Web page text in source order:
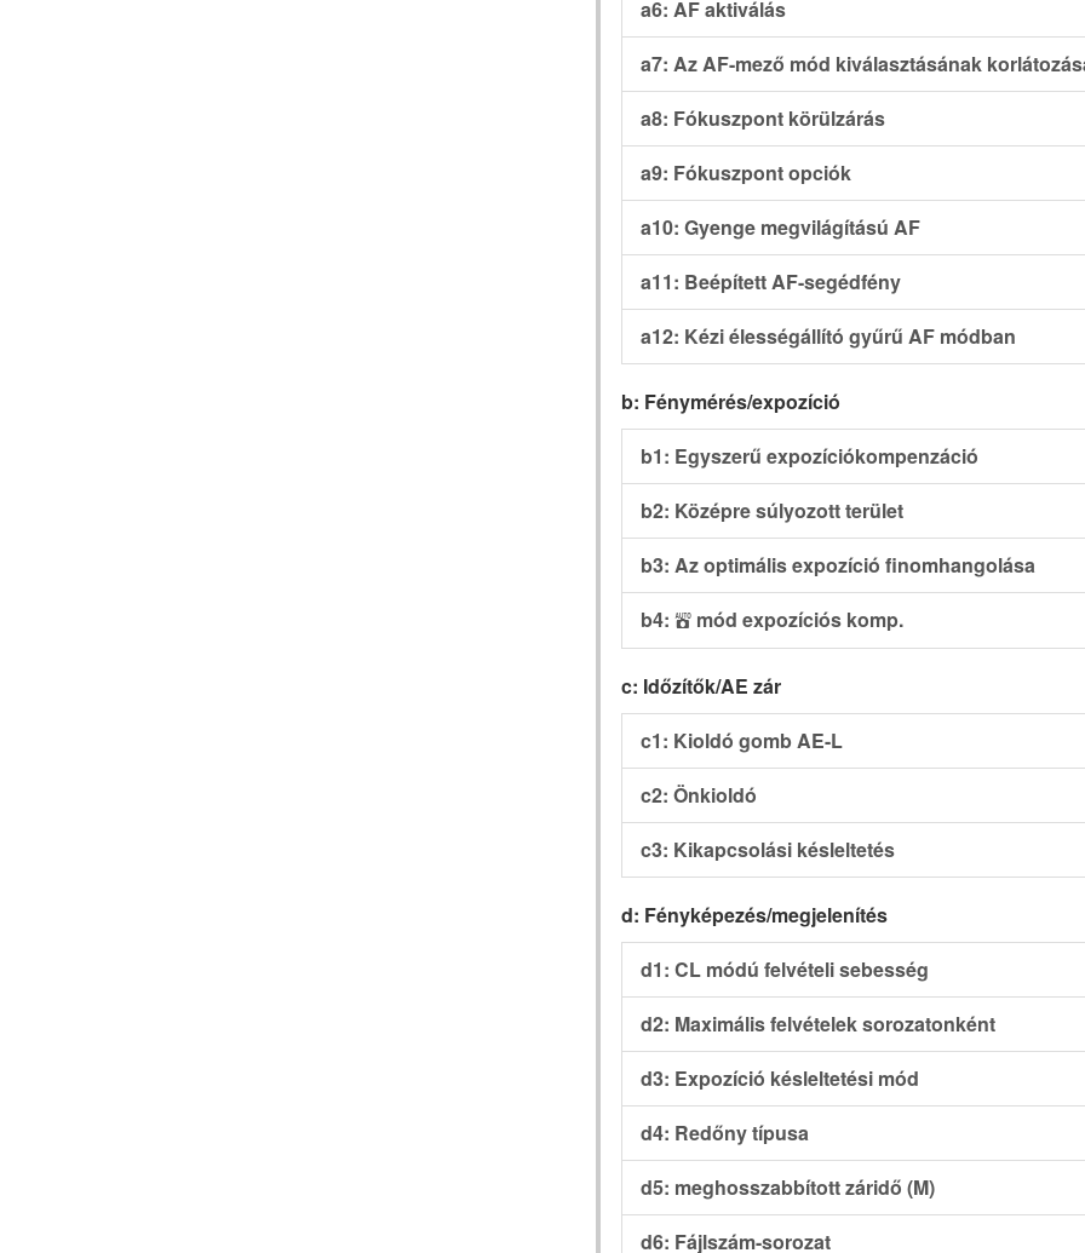
a6: AF aktiválás
a7: Az AF-mező mód kiválasztásának
a8: Fókuszpont körülzárás
a9: Fókuszpont opciók
a10: Gyenge megvilágítású AF
a11: Beépített AF-segédfény
a12: Kézi élességállító gyűrű AF módban
b: Fénymérés/expozíció
b1: Egyszerű expozíciókompenzáció
b2: Középre súlyozott terület
b3: Az optimális expozíció finomhangolása
b4: b mód expozíciós komp.
c: Időzítők/AE zár
c1: Kioldó gomb AE-L
c2: Önkioldó
c3: Kikapcsolási késleltetés
d: Fényképezés/megjelenítés
d1: CL módú felvételi sebesség
d2: Maximális felvételek sorozatonként
d3: Expozíció késleltetési mód
d4: Redőny típusa
d5: meghosszabbított záridő (M)
d6: Fájlszám-sorozat